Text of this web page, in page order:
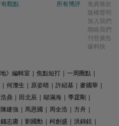
有觀點
所有博評
免責條款
版權聲明
加入我們
聯絡我們
刊登廣告
爆料快
地》編輯室 焦點短打 一周圈點
何濼生 原姿晴 許紹基 麥國華
鼎 田北辰 鄔滿海 季霆剛
陳建強 馬恩國 周全浩 方舟
錢志庸 劉國勳 柯創盛 洪錦鉉